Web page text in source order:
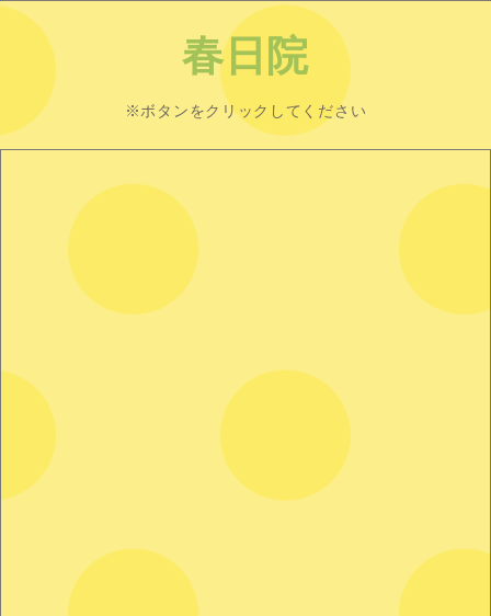
春日院
※ボタンをクリックしてください